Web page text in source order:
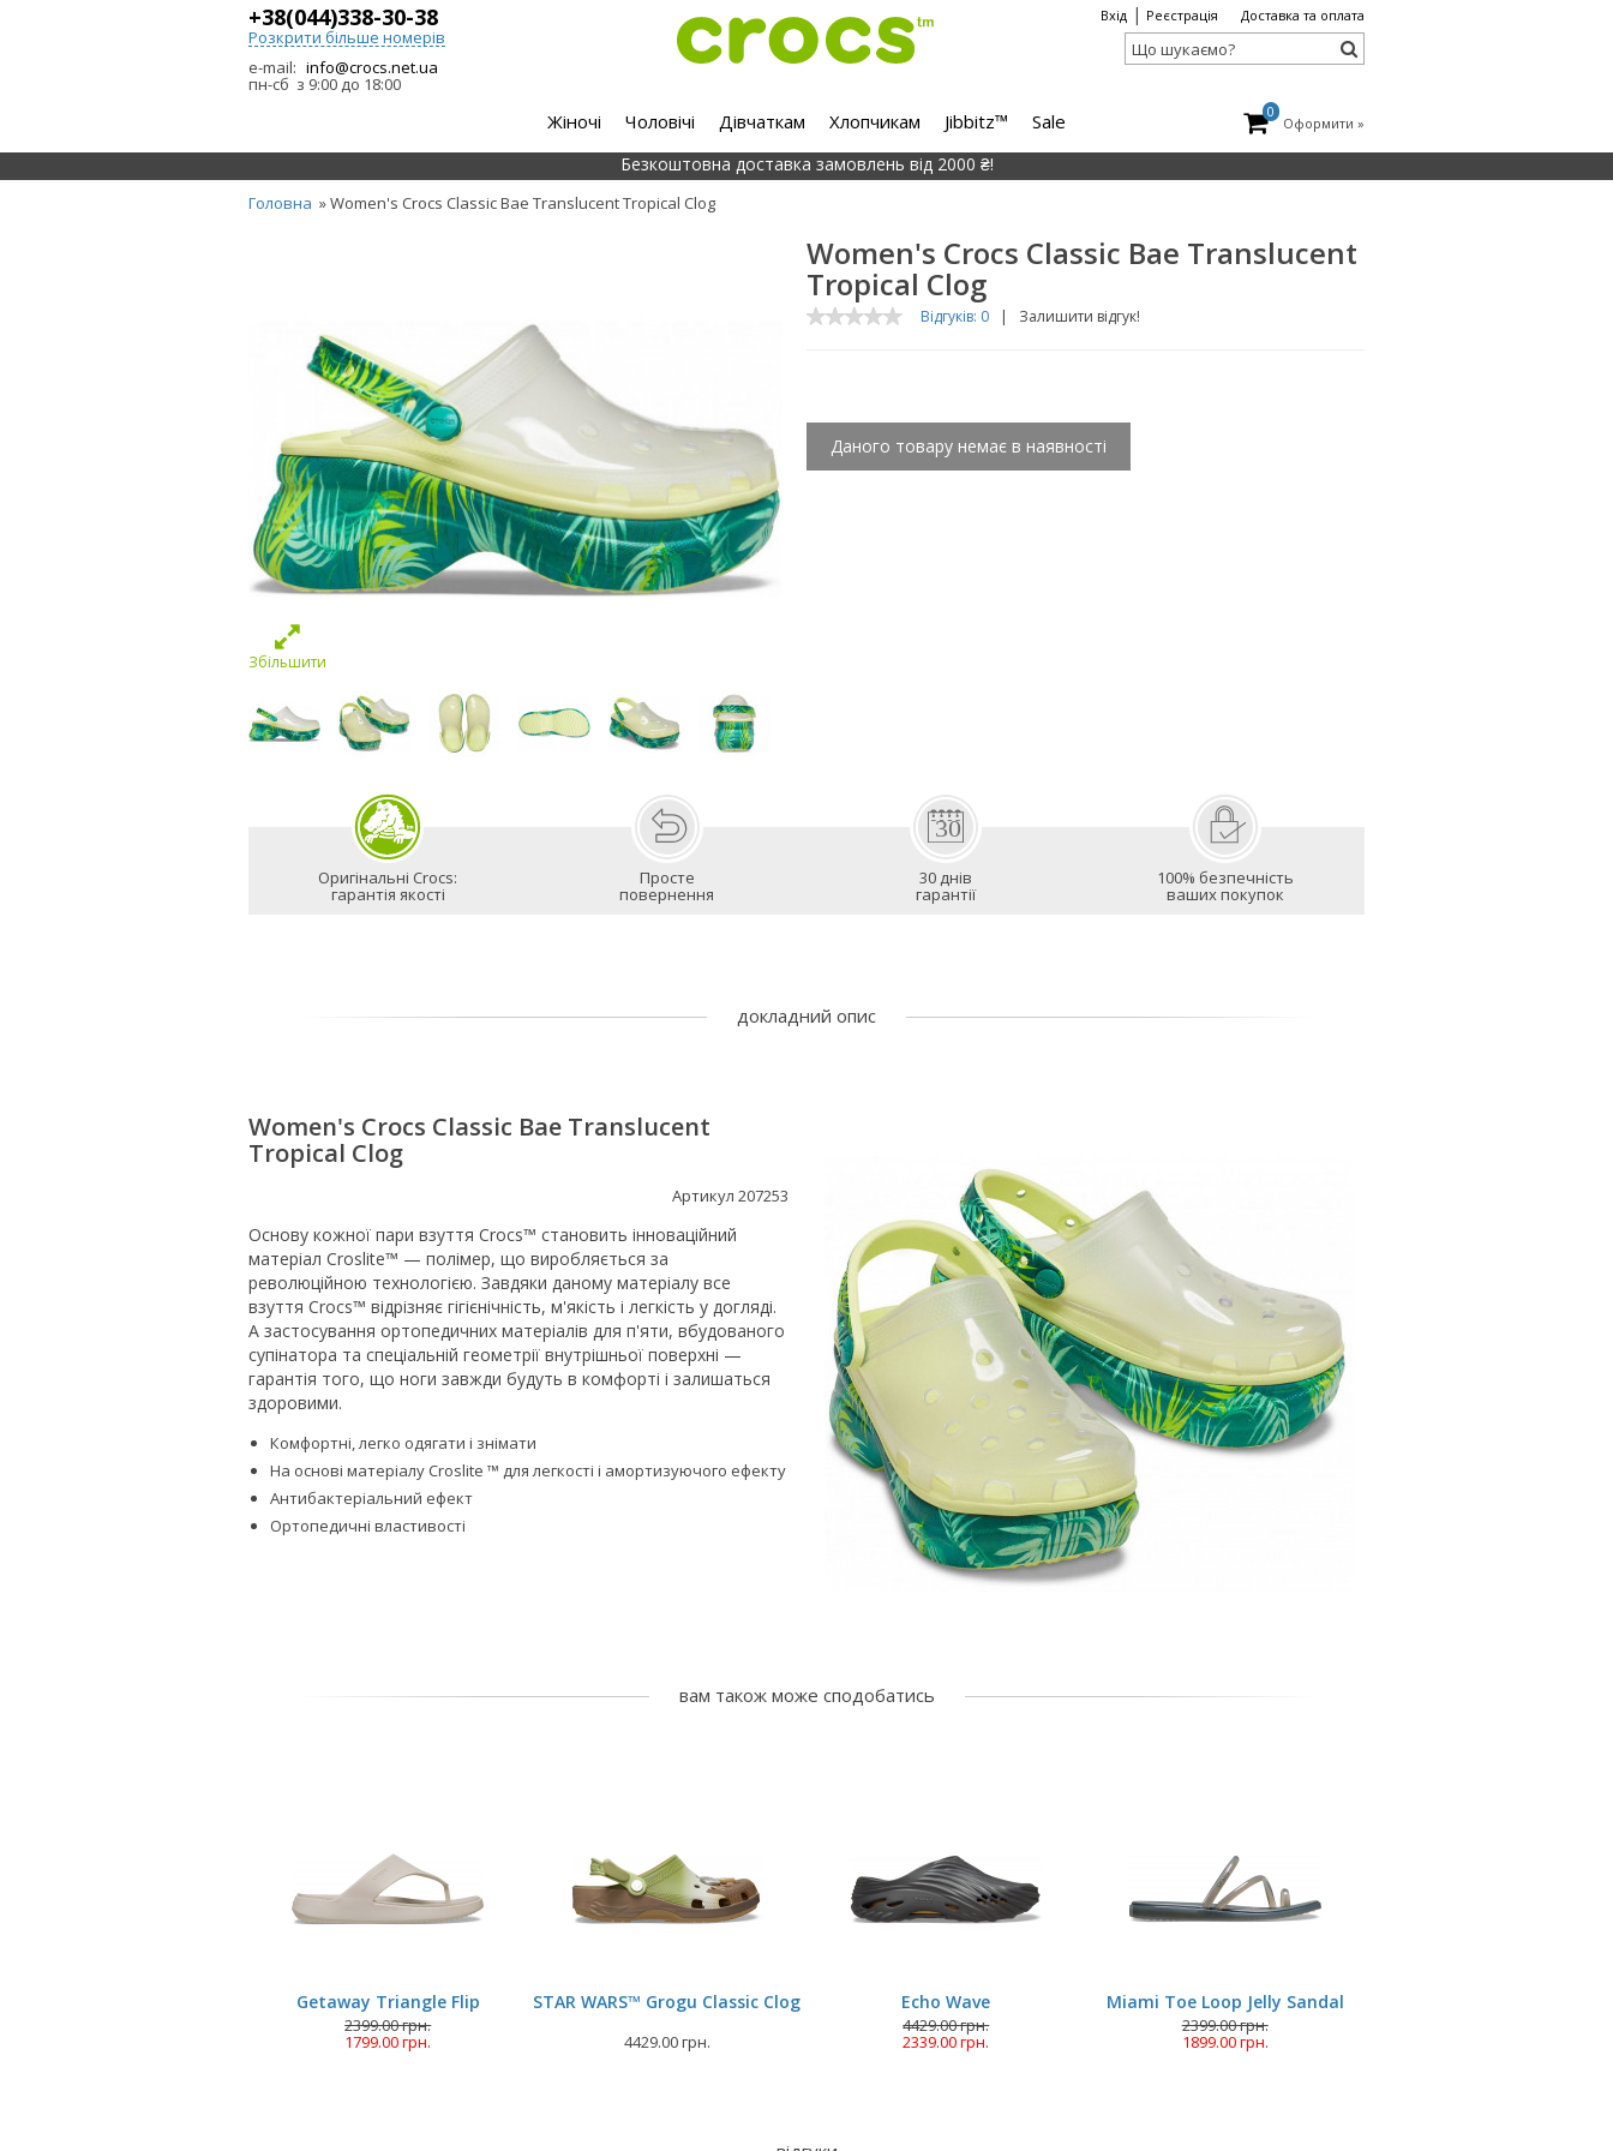
+38(044)338-30-38
Розкрити більше номерів
e-mail: info@crocs.net.ua
пн-сб з 9:00 до 18:00
Вхід| Реєстрація Доставка та оплата
0
Оформити »
Жіночі Чоловічі Дівчаткам Хлопчикам Jibbitz™ Sale
Безкоштовна доставка замовлень від 2000 ₴!
Головна » Women's Crocs Classic Bae Translucent Tropical Clog
Збільшити
Women's Crocs Classic Bae Translucent
Tropical Clog
Відгуків: 0 | Залишити відгук!
Даного товару немає в наявності
Оригінальні Crocs:
гарантія якості
Просте
повернення
30 днів
гарантії
100% безпечність
ваших покупок
докладний опис
Women's Crocs Classic Bae Translucent
Tropical Clog
Артикул 207253
Основу кожної пари взуття Crocs™ становить інноваційний
матеріал Croslite™ — полімер, що виробляється за
революційною технологією. Завдяки даному матеріалу все
взуття Crocs™ відрізняє гігієнічність, м'якість і легкість у догляді.
А застосування ортопедичних матеріалів для п'яти, вбудованого
супінатора та спеціальній геометрії внутрішньої поверхні —
гарантія того, що ноги завжди будуть в комфорті і залишаться
здоровими.
Комфортні, легко одягати і знімати
На основі матеріалу Croslite ™ для легкості і амортизуючого ефекту
Антибактеріальний ефект
Ортопедичні властивості
вам також може сподобатись
Getaway Triangle Flip
2399.00 грн.
1799.00 грн.
STAR WARS™ Grogu Classic Clog
4429.00 грн.
Echo Wave
4429.00 грн.
2339.00 грн.
Miami Toe Loop Jelly Sandal
2399.00 грн.
1899.00 грн.